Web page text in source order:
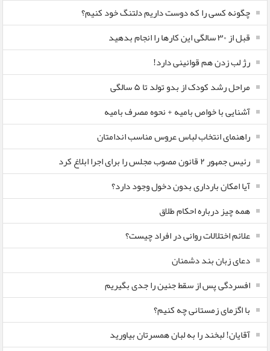
چگونه کسی را که دوست داریم دلتنگ خود کنیم؟
قبل از ۳۰ سالگی این کارها را انجام بدهید
رژ لب زدن هم قوانینی دارد!
مراحل رشد کودک از بدو تولد تا ۵ سالگی
آشنایی با خواص بامیه + نحوه مصرف بامیه
راهنمای انتخاب لباس عروس مناسب اندامتان
رئیس جمهور ۲ قانون مصوب مجلس را برای اجرا ابلاغ کرد
آیا امکان بارداری بدون دخول وجود دارد؟
همه چیز درباره احکام طلاق
علائم اختلالات روانی در افراد چیست؟
دعای زبان بند دشمنان
افسردگی پس از سقط جنین را جدی بگیریم
با اگزمای زمستانی چه کنیم؟
آقایان! لبخند را به لبان همسرتان بیاورید